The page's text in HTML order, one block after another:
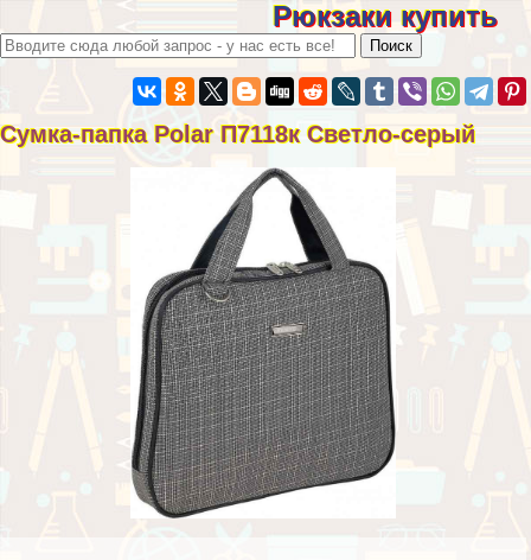
Рюкзаки купить
Сумка-папка Polar П7118к Светло-серый